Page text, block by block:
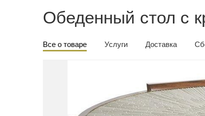
Обеденный стол с
Все о товаре Услуги Доставка